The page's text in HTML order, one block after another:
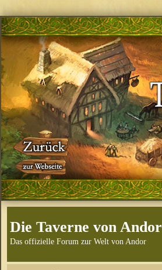
Die Taverne von Andor
Das offizielle Forum zur Welt von Andor